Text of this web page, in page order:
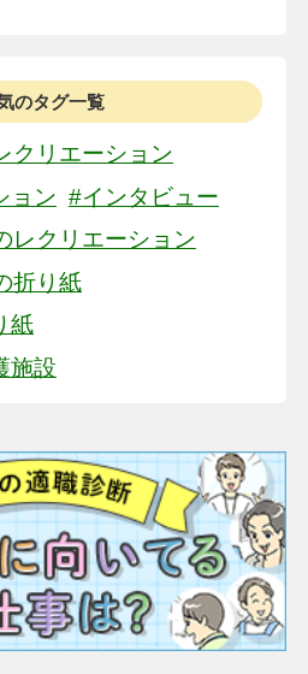
のタグ一覧
クリエーション
ョン #インタビュー
レクリエーション
折り紙
紙
施設